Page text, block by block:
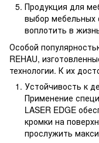
Продукция для
выбор
воплотить в
Особой
REHAU,
технологии. К их
Устойчивость к
Применение
LASER EDGE
кромки на
прослужить